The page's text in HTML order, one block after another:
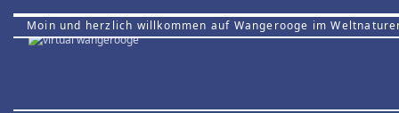
Moin und herzlich willkommen auf Wangerooge im